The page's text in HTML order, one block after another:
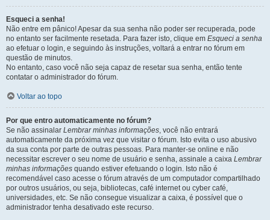
Esqueci a senha!
Não entre em pânico! Apesar da sua senha não poder ser recuperada, pode
no entanto ser facilmente resetada. Para fazer isto, clique em Esqueci a senha
ao efetuar o login, e seguindo às instruções, voltará a entrar no fórum em
questão de minutos.
No entanto, caso você não seja capaz de resetar sua senha, então tente
contatar o administrador do fórum.
Voltar ao topo
Por que entro automaticamente no fórum?
Se não assinalar Lembrar minhas informações, você não entrará
automaticamente da próxima vez que visitar o fórum. Isto evita o uso abusivo
da sua conta por parte de outras pessoas. Para manter-se online e não
necessitar escrever o seu nome de usuário e senha, assinale a caixa Lembrar
minhas informações quando estiver efetuando o login. Isto não é
recomendável caso acesse o fórum através de um computador compartilhado
por outros usuários, ou seja, bibliotecas, café internet ou cyber café,
universidades, etc. Se não consegue visualizar a caixa, é possível que o
administrador tenha desativado este recurso.